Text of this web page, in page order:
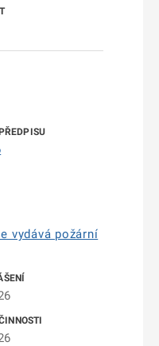
vydává požární